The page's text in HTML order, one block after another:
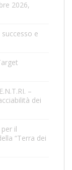
2026,
e
–
dei
il
“Terra dei